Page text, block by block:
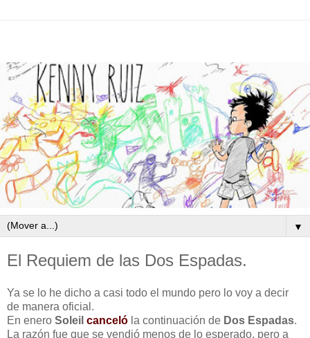
▼
El Requiem de las Dos Espadas.
Ya se lo he dicho a casi todo el mundo pero lo voy a decir
de manera oficial.
En enero Soleil canceló la continuación de Dos Espadas.
La razón fue que se vendió menos de lo esperado, pero a